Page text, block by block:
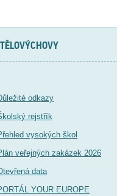
odkazy
rejstřík
vysokých škol
veřejných zakázek 2026
data
YOUR EUROPE